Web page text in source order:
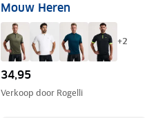
Mouw Heren
+2
34,95
Verkoop door Rogelli